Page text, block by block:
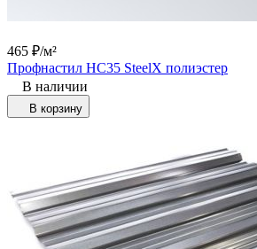
465 ₽/м²
Профнастил НС35 SteelX полиэстер
В наличии
В корзину